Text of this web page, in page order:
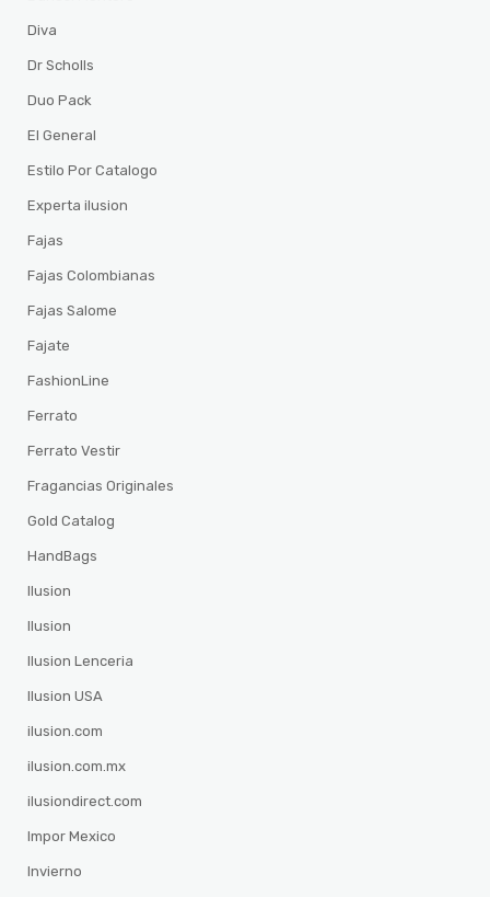
Diva
Dr Scholls
Duo Pack
El General
Estilo Por Catalogo
Experta ilusion
Fajas
Fajas Colombianas
Fajas Salome
Fajate
FashionLine
Ferrato
Ferrato Vestir
Fragancias Originales
Gold Catalog
HandBags
Ilusion
Ilusion
Ilusion Lenceria
Ilusion USA
ilusion.com
ilusion.com.mx
ilusiondirect.com
Impor Mexico
Invierno